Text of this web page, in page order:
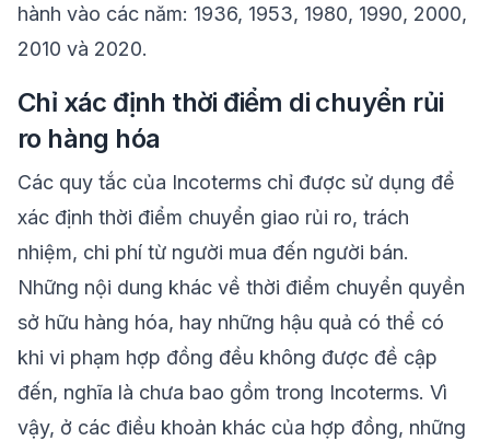
hành vào các năm: 1936, 1953, 1980, 1990, 2000,
2010 và 2020.
Chỉ xác định thời điểm di chuyển rủi
ro hàng hóa
Các quy tắc của Incoterms chỉ được sử dụng để
xác định thời điểm chuyển giao rủi ro, trách
nhiệm, chi phí từ người mua đến người bán.
Những nội dung khác về thời điểm chuyển quyền
sở hữu hàng hóa, hay những hậu quả có thể có
khi vi phạm hợp đồng đều không được đề cập
đến, nghĩa là chưa bao gồm trong Incoterms. Vì
vậy, ở các điều khoản khác của hợp đồng, những